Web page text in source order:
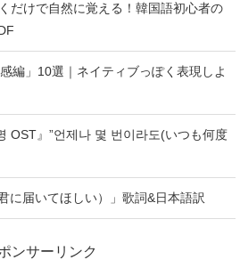
だけで自然に覚える！韓国語初心者の
編」10選｜ネイティブっぽく表現しよ
OST』”언제나 몇 번이라도(いつも何度
に届いてほしい）」歌詞&日本語訳
ンサーリンク